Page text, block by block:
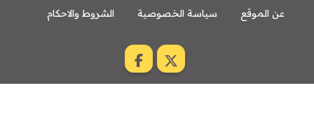
عن الموقع سياسة الخصوصية الشروط والاحكام